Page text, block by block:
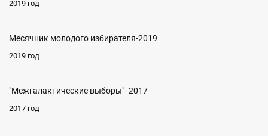
2019 год
Месячник молодого избирателя-2019
2019 год
"Межгалактические выборы"- 2017
2017 год